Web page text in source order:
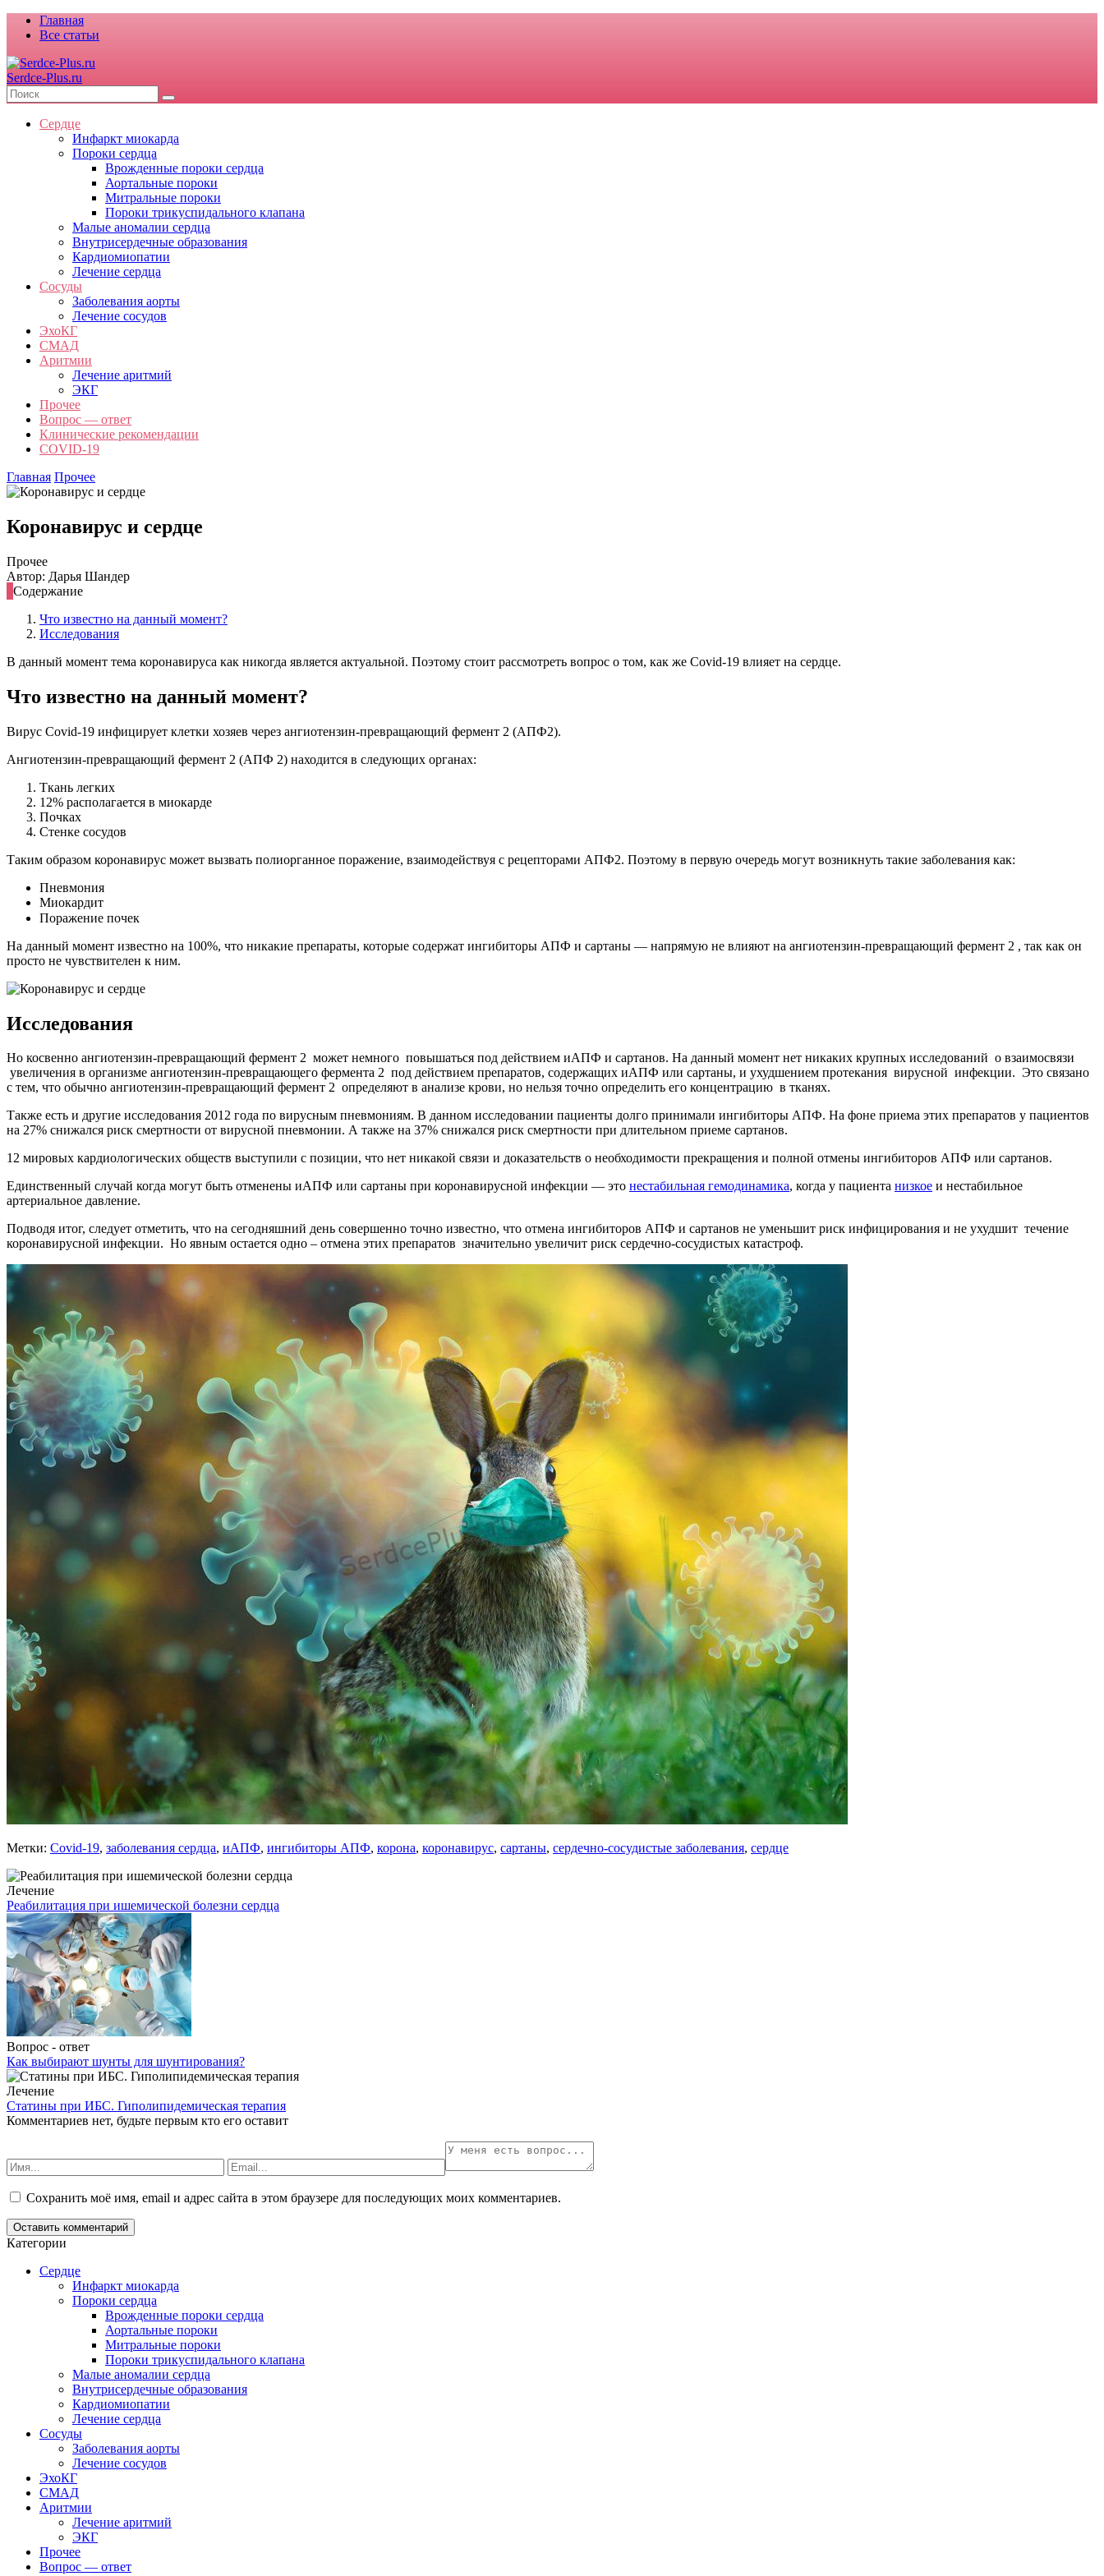
Главная
Все статьи
Serdce-Plus.ru
Сердце
Инфаркт миокарда
Пороки сердца
Врожденные пороки сердца
Аортальные пороки
Митральные пороки
Пороки трикуспидального клапана
Малые аномалии сердца
Внутрисердечные образования
Кардиомиопатии
Лечение сердца
Сосуды
Заболевания аорты
Лечение сосудов
ЭхоКГ
СМАД
Аритмии
Лечение аритмий
ЭКГ
Прочее
Вопрос — ответ
Клинические рекомендации
COVID-19
Главная Прочее
Коронавирус и сердце
Прочее
Автор: Дарья Шандер
Содержание
Что известно на данный момент?
Исследования
В данный момент тема коронавируса как никогда является актуальной. Поэтому стоит рассмотреть вопрос о том, как же Covid-19 влияет на сердце.
Что известно на данный момент?
Вирус Covid-19 инфицирует клетки хозяев через ангиотензин-превращающий фермент 2 (АПФ2).
Ангиотензин-превращающий фермент 2 (АПФ 2) находится в следующих органах:
Ткань легких
12% располагается в миокарде
Почках
Стенке сосудов
Таким образом коронавирус может вызвать полиорганное поражение, взаимодействуя с рецепторами АПФ2. Поэтому в первую очередь могут возникнуть такие заболевания как:
Пневмония
Миокардит
Поражение почек⠀
На данный момент известно на 100%, что никакие препараты, которые содержат ингибиторы АПФ и сартаны — напрямую не влияют на ангиотензин-превращающий фермент 2 , так как он
просто не чувствителен к ним.
Исследования
Но косвенно ангиотензин-превращающий фермент 2 может немного повышаться под действием иАПФ и сартанов. На данный момент нет никаких крупных исследований о взаимосвязи
увеличения в организме ангиотензин-превращающего фермента 2 под действием препаратов, содержащих иАПФ или сартаны, и ухудшением протекания вирусной инфекции. Это связано
с тем, что обычно ангиотензин-превращающий фермент 2 определяют в анализе крови, но нельзя точно определить его концентрацию в тканях.
Также есть и другие исследования 2012 года по вирусным пневмониям. В данном исследовании пациенты долго принимали ингибиторы АПФ. На фоне приема этих препаратов у пациентов
на 27% снижался риск смертности от вирусной пневмонии. А также на 37% снижался риск смертности при длительном приеме сартанов.
12 мировых кардиологических обществ выступили с позиции, что нет никакой связи и доказательств о необходимости прекращения и полной отмены ингибиторов АПФ или сартанов.
Единственный случай когда могут быть отменены иАПФ или сартаны при коронавирусной инфекции — это нестабильная гемодинамика, когда у пациента низкое и нестабильное
артериальное давление.
Подводя итог, следует отметить, что на сегодняшний день совершенно точно известно, что отмена ингибиторов АПФ и сартанов не уменьшит риск инфицирования и не ухудшит течение
коронавирусной инфекции. Но явным остается одно – отмена этих препаратов значительно увеличит риск сердечно-сосудистых катастроф.
Метки: Covid-19, заболевания сердца, иАПФ, ингибиторы АПФ, корона, коронавирус, сартаны, сердечно-сосудистые заболевания, сердце
Лечение
Реабилитация при ишемической болезни сердца
Вопрос - ответ
Как выбирают шунты для шунтирования?
Лечение
Статины при ИБС. Гиполипидемическая терапия
Комментариев нет, будьте первым кто его оставит
Сохранить моё имя, email и адрес сайта в этом браузере для последующих моих комментариев.
Категории
Сердце
Инфаркт миокарда
Пороки сердца
Врожденные пороки сердца
Аортальные пороки
Митральные пороки
Пороки трикуспидального клапана
Малые аномалии сердца
Внутрисердечные образования
Кардиомиопатии
Лечение сердца
Сосуды
Заболевания аорты
Лечение сосудов
ЭхоКГ
СМАД
Аритмии
Лечение аритмий
ЭКГ
Прочее
Вопрос — ответ